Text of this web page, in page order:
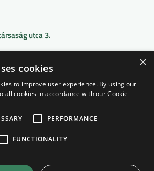
utca 3.
Reserved | Villa Bauhaus
| Prisma Solutions
×
cookies
to improve user experience. By using our
all cookies in accordance with our Cookie
PERFORMANCE
FUNCTIONALITY